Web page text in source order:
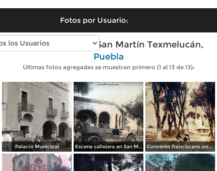
Fotos por Usuario:
Fotos antiguas de San Martín Texmelucán,
Puebla
Últimas fotos agregadas se muestran primero (1 al 13 de 13):
Palacio Municipal Escena callejera en San Martín Texmelucán, Puebla. Convento franciscano por el Fotógrafo ricardo Mantel.